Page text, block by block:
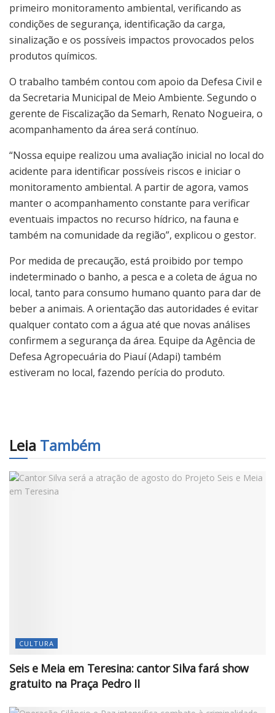
primeiro monitoramento ambiental, verificando as
condições de segurança, identificação da carga,
sinalização e os possíveis impactos provocados pelos
produtos químicos.
O trabalho também contou com apoio da Defesa Civil e
da Secretaria Municipal de Meio Ambiente. Segundo o
gerente de Fiscalização da Semarh, Renato Nogueira, o
acompanhamento da área será contínuo.
“Nossa equipe realizou uma avaliação inicial no local do
acidente para identificar possíveis riscos e iniciar o
monitoramento ambiental. A partir de agora, vamos
manter o acompanhamento constante para verificar
eventuais impactos no recurso hídrico, na fauna e
também na comunidade da região”, explicou o gestor.
Por medida de precaução, está proibido por tempo
indeterminado o banho, a pesca e a coleta de água no
local, tanto para consumo humano quanto para dar de
beber a animais. A orientação das autoridades é evitar
qualquer contato com a água até que novas análises
confirmem a segurança da área. Equipe da Agência de
Defesa Agropecuária do Piauí (Adapi) também
estiveram no local, fazendo perícia do produto.
Leia Também
CULTURA
Seis e Meia em Teresina: cantor Silva fará show
gratuito na Praça Pedro II